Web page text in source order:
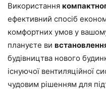
Використання
ефективний спосіб
комфортних умов у
плануєте ви
будівництва нового
існуючої вентиляційної
чудовим рішенням для